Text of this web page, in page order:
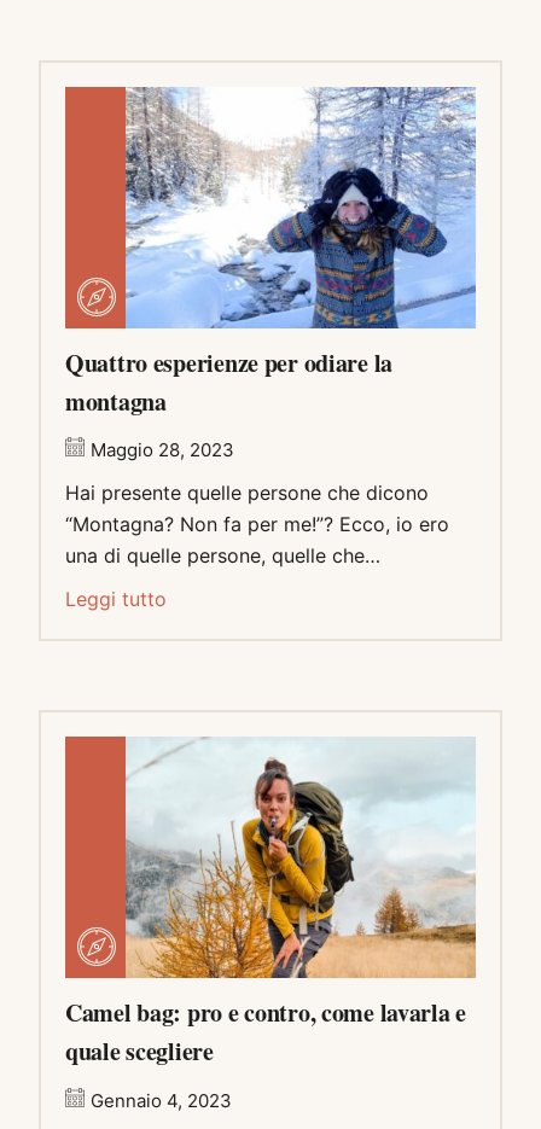
Quattro esperienze per odiare la
montagna
Maggio 28, 2023
Hai presente quelle persone che dicono
“Montagna? Non fa per me!”? Ecco, io ero
una di quelle persone, quelle che…
Leggi tutto
Camel bag: pro e contro, come lavarla e
quale scegliere
Gennaio 4, 2023